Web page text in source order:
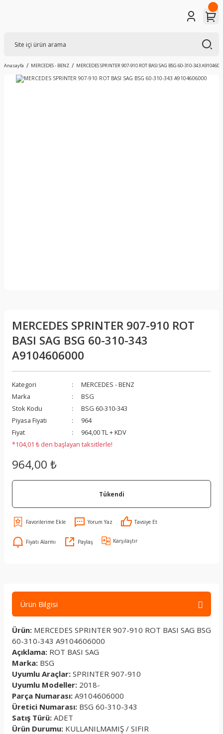
Anasayfa MERCEDES - BENZ MERCEDES SPRINTER 907-910 ROT BASI SAG BSG 60-310-343
MERCEDES SPRINTER 907-910 ROT
BASI SAG BSG 60-310-343
A9104606000
Kategori
MERCEDES - BENZ
Marka
BSG
Stok Kodu
BSG 60-310-343
Piyasa Fiyatı
964
Fiyat
964,00 TL + KDV
*104,01 ₺ den başlayan taksitlerle!
964,00 ₺
Tükendi
Yorum Yaz Tavsiye Et
Fiyatı Alarmı Paylaş Karşılaştır
Ürün Bilgisi
Ürün: MERCEDES SPRINTER 907-910 ROT BASI SAG BSG
60-310-343 A9104606000
Açıklama: ROT BASI SAG
Marka: BSG
Uyumlu Araçlar: SPRINTER 907-910
Uyumlu Modeller: 2018-
Parça Numarası: A9104606000
Üretici Numarası: BSG 60-310-343
Satış Türü: ADET
Ürün Durumu: KULLANILMAMIŞ / SIFIR